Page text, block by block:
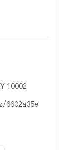
10002
6602a35e